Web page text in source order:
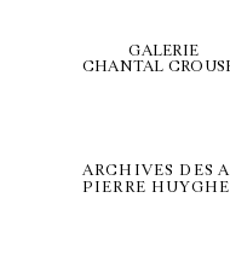
GALERIE
CHANTAL
ARCHIVES DES
PIERRE